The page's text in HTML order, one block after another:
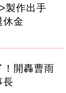
製作出手
休金
！開轟曹雨
長